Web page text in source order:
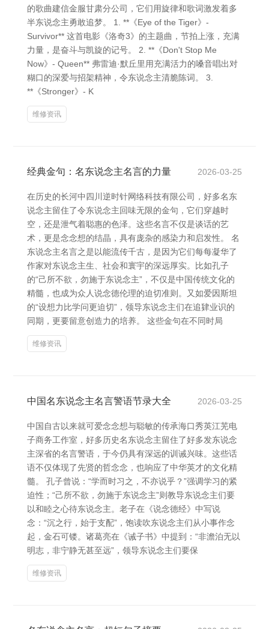
的歌曲建信金服甘肃分公司，它们用旋律和歌词激发着多
半东说念主勇敢追梦。 1. **《Eye of the Tiger》-
Survivor** 这首电影《洛奇3》的主题曲，节拍上涨，充满
力量，是奋斗与凯旋的记号。 2. **《Don't Stop Me
Now》- Queen** 弗雷迪·默丘里用充满活力的嗓音唱出对
糊口的深爱与招架精神，令东说念主清脆陈词。 3.
**《Stronger》- K
维修资讯
经典金句：名东说念主名言的力量 2026-03-25
在历史的长河中四川逆时针网络科技有限公司，好多名东
说念主留住了令东说念主回味无限的金句，它们穿越时
空，还是泄气着聪惠的色泽。这些名言不仅是谈话的艺
术，更是念念想的结晶，具有庞杂的感染力和启发性。 名
东说念主名言之是以能流传千古，是因为它们每每凝华了
作家对东说念主生、社会和寰宇的深远厚实。比如孔子
的“己所不欲，勿施于东说念主”，不仅是中国传统文化的
精髓，也成为众人说念德伦理的迫切准则。又如爱因斯坦
的“设想力比学问更迫切”，领导东说念主们在追肄业识的
同期，更要留意创造力的培养。 这些金句在不同时局
维修资讯
中国名东说念主名言警语节录大全 2026-03-25
中国自古以来就可爱念念想与聪敏的传承海口秀英江芜电
子商务工作室，好多历史名东说念主留住了好多发东说念
主深省的名言警语，于今仍具有深远的训诫兴味。这些话
语不仅体现了先贤的哲念念，也响应了中华英才的文化精
髓。 孔子曾说：“学而时习之，不亦说乎？”强调学习的紧
迫性；“己所不欲，勿施于东说念主”则教导东说念主们要
以和睦之心待东说念主。老子在《说念德经》中写说
念：“沉之行，始于支配”，饱读吹东说念主们从小事作念
起，金石可镂。诸葛亮在《诫子书》中提到：“非澹泊无以
明志，非宁静无甚至远”，领导东说念主们要保
维修资讯